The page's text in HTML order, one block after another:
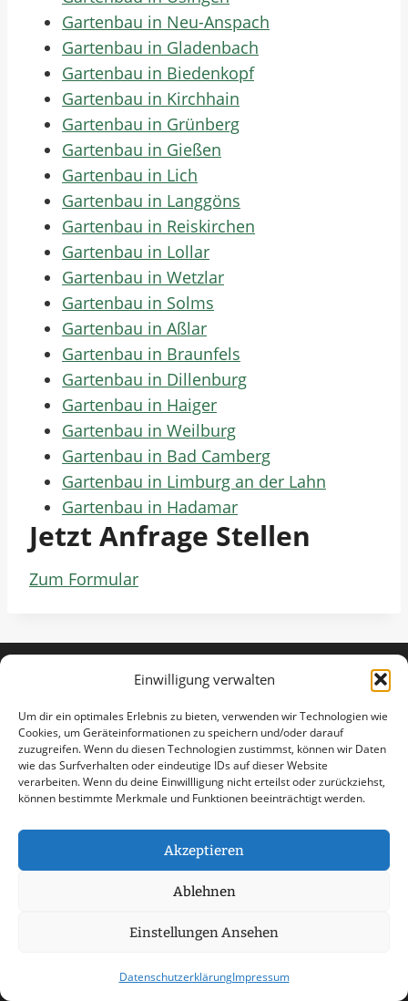
Einwilligung verwalten
Um dir ein optimales Erlebnis zu bieten, verwenden wir Technologien wie
Cookies, um Geräteinformationen zu speichern und/oder darauf
zuzugreifen. Wenn du diesen Technologien zustimmst, können wir Daten
wie das Surfverhalten oder eindeutige IDs auf dieser Website
verarbeiten. Wenn du deine Einwillligung nicht erteilst oder zurückziehst,
können bestimmte Merkmale und Funktionen beeinträchtigt werden.
Akzeptieren
Ablehnen
Einstellungen Ansehen
DatenschutzerklärungImpressum
Gartenbau in Neu-Anspach
Gartenbau in Gladenbach
Gartenbau in Biedenkopf
Gartenbau in Kirchhain
Gartenbau in Grünberg
Gartenbau in Gießen
Gartenbau in Lich
Gartenbau in Langgöns
Gartenbau in Reiskirchen
Gartenbau in Lollar
Gartenbau in Wetzlar
Gartenbau in Solms
Gartenbau in Aßlar
Gartenbau in Braunfels
Gartenbau in Dillenburg
Gartenbau in Haiger
Gartenbau in Weilburg
Gartenbau in Bad Camberg
Gartenbau in Limburg an der Lahn
Gartenbau in Hadamar
Jetzt Anfrage Stellen
Zum Formular
Datenschutzerklärung
Haftungsausschluss
Impressum